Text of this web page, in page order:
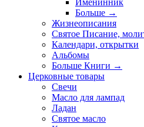
Именинник
Больше →
Жизнеописания
Святое Писание,
Календари, открытки
Альбомы
Больше Книги →
Церковные товары
Свечи
Масло для лампад
Ладан
Святое масло